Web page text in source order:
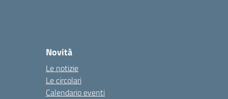
Novità
Le notizie
Le circolari
Calendario eventi